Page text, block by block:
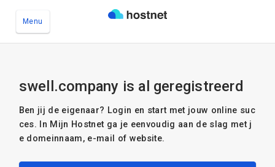
Menu
swell.company is al geregistreerd
Ben jij de eigenaar? Login en start met jouw online suc
ces. In Mijn Hostnet ga je eenvoudig aan de slag met j
e domeinnaam, e-mail of website.